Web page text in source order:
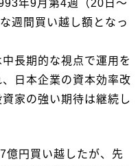
年9月第4週（20日～
週間買い越し額となっ
長期的な視点で運用を
日本企業の資本効率改
家の強い期待は継続し
億円買い越したが、先